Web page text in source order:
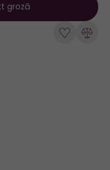
grozā